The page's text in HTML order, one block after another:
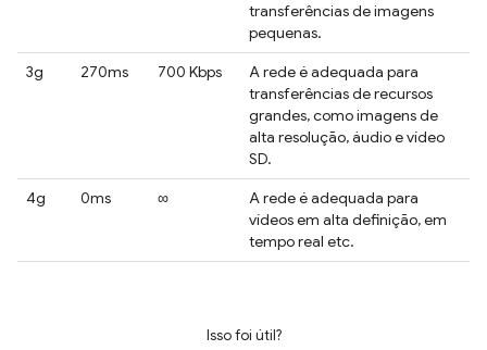
transferências de imagens
pequenas.
3g
270ms 700 Kbps
A rede é adequada para
transferências de recursos
grandes, como imagens de
alta resolução, áudio e vídeo
SD.
4g
0ms ∞
A rede é adequada para
vídeos em alta definição, em
tempo real etc.
Isso foi útil?